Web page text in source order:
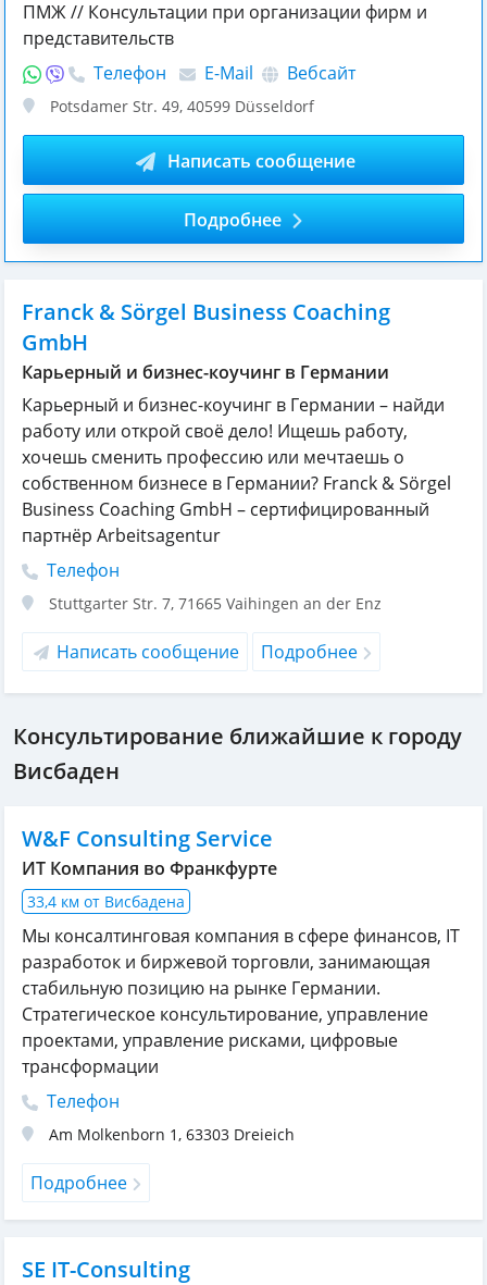
ПМЖ // Консультации при организации фирм и
представительств
Телефон
E-Mail Вебсайт
Potsdamer Str. 49, 40599 Düsseldorf
Написать сообщение
Подробнее
Franck & Sörgel Business Coaching
GmbH
Карьерный и бизнес-коучинг в Германии
Карьерный и бизнес-коучинг в Германии – найди
работу или открой своё дело! Ищешь работу,
хочешь сменить профессию или мечтаешь о
собственном бизнесе в Германии? Franck & Sörgel
Business Coaching GmbH – сертифицированный
партнёр Arbeitsagentur
Телефон
Stuttgarter Str. 7, 71665 Vaihingen an der Enz
Написать сообщение Подробнее
Консультирование ближайшие к городу
Висбаден
W&F Consulting Service
ИТ Компания во Франкфурте
33,4 км от Висбадена
Мы консалтинговая компания в сфере финансов, IT
разработок и биржевой торговли, занимающая
стабильную позицию на рынке Германии.
Стратегическое консультирование, управление
проектами, управление рисками, цифровые
трансформации
Телефон
Am Molkenborn 1 , 63303 Dreieich
Подробнее
SE IT-Consulting